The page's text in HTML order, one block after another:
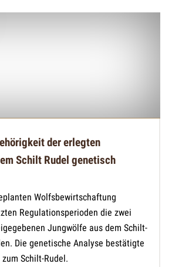
der erlegten
Schilt Rudel genetisch
Wolfsbewirtschaftung
Regulationsperioden die zwei
Jungwölfe aus dem Schilt-
Die genetische Analyse bestätigte
Schilt-Rudel.